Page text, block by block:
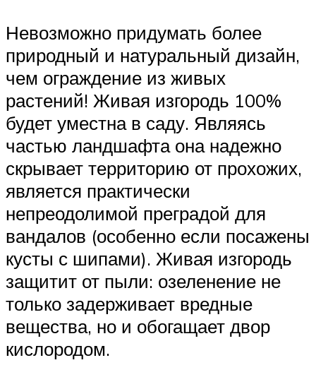
Невозможно придумать более
природный и натуральный дизайн,
чем ограждение из живых
растений! Живая изгородь 100%
будет уместна в саду. Являясь
частью ландшафта она надежно
скрывает территорию от прохожих,
является практически
непреодолимой преградой для
вандалов (особенно если посажены
кусты с шипами). Живая изгородь
защитит от пыли: озеленение не
только задерживает вредные
вещества, но и обогащает двор
кислородом.